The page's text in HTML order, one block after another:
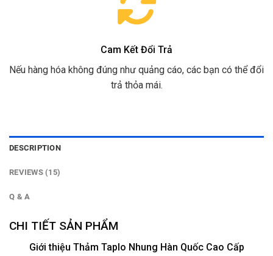
Cam Kết Đổi Trả
Nếu hàng hóa không đúng như quảng cáo, các bạn có thể đổi
trả thỏa mái.
DESCRIPTION
REVIEWS (15)
Q & A
CHI TIẾT SẢN PHẨM
Giới thiệu Thảm Taplo Nhung Hàn Quốc Cao Cấp